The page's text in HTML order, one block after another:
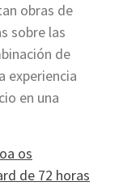
obras de
sobre las
de
experiencia
en una
os
de 72 horas